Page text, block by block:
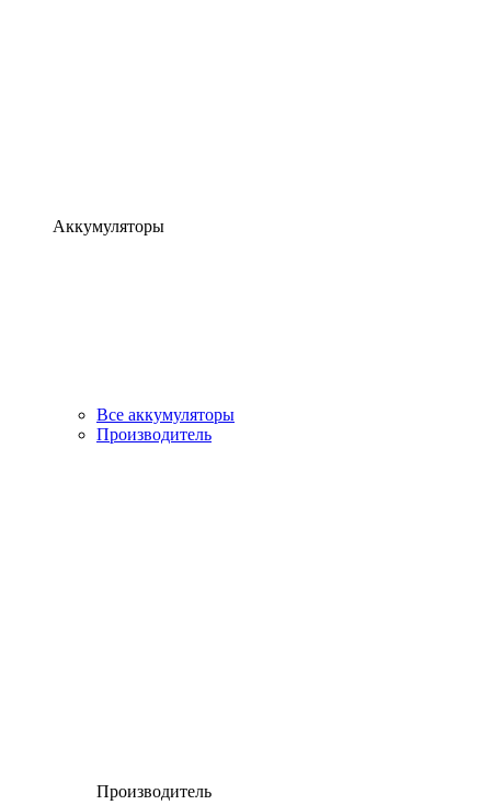
Аккумуляторы
Все аккумуляторы
Производитель
Производитель